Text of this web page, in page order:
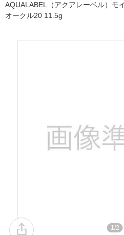
AQUALABEL（アクアレーベル）モ
オークル20 11.5g
1/2